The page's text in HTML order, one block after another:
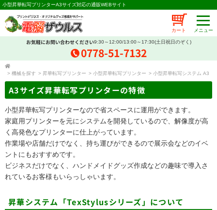
小型昇華転写プリンターA3サイズ対応の通販WEBサイト
カート
お気軽にお問い合わせください9:30～12:00/13:00～17:30(土日祝日のぞく)
0778-51-7132
> 機械を探す > 昇華転写プリンター > 小型昇華転写プリンター > 小型昇華転写システム A3
A3サイズ昇華転写プリンターの特徴
小型昇華転写プリンターなので省スペースに運用ができます。
家庭用プリンターを元にシステムを開発しているので、解像度が高
く高発色なプリンターに仕上がっています。
作業場や店舗だけでなく、持ち運びができるので展示会などのイベ
ントにもおすすめです。
ビジネスだけでなく、ハンドメイドグッズ作成などの趣味で導入さ
れているお客様もいらっしゃいます。
昇華システム「TexStylusシリーズ」について